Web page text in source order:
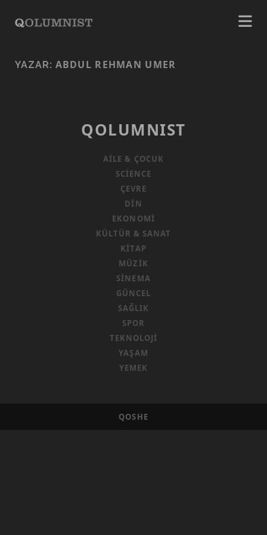
YAZAR: ABDUL REHMAN UMER
QOLUMNIST
AILE & ÇOCUK
SCIENCE
ÇEVRE
DIN
EKONOMI
KÜLTÜR & SANAT
KITAP
MÜZIK
SINEMA
GÜNCEL
SAĞLIK
SPOR
TEKNOLOJI
YAŞAM
YEMEK
QOSHE